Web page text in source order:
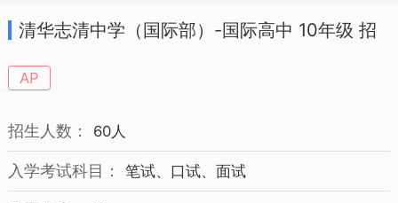
清华志清中学（国际部）-国际高中 10年级 招
AP
招生人数： 60人
入学考试科目： 笔试、口试、面试